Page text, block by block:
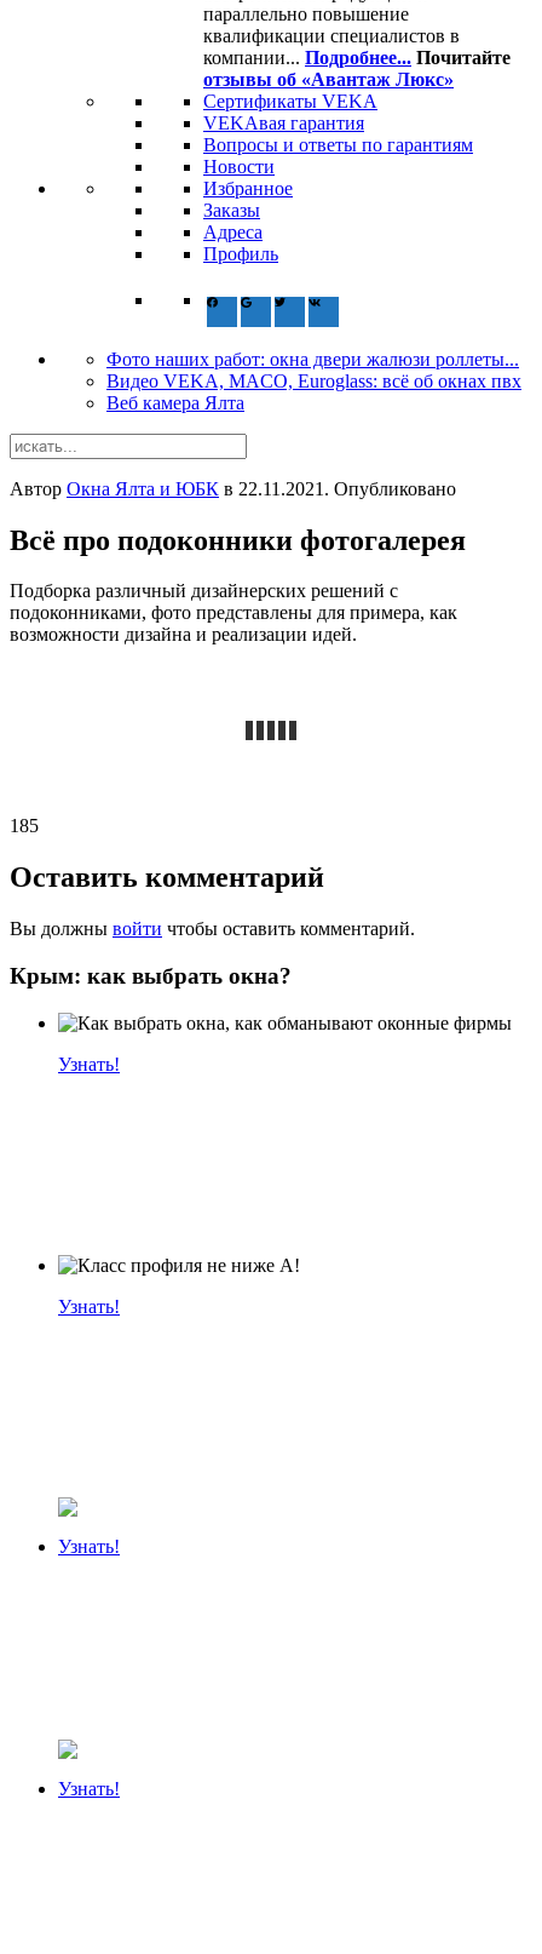
параллельно повышение
квалификации специалистов в
компании... Подробнее... Почитайте
отзывы об «Авантаж Люкс»
Сертификаты VEKA
VEKAвая гарантия
Вопросы и ответы по гарантиям
Новости
Избранное
Заказы
Адреса
Профиль
Фото наших работ: окна двери жалюзи роллеты...
Видео VEKA, MACO, Euroglass: всё об окнах пвх
Веб камера Ялта
Автор Окна Ялта и ЮБК в 22.11.2021 . Опубликовано
Всё про подоконники фотогалерея
Подборка различный дизайнерских решений с
подоконниками, фото представлены для примера, как
возможности дизайна и реализации идей.
185
Оставить комментарий
Вы должны войти чтобы оставить комментарий.
Крым: как выбрать окна?
Узнать!
Узнать!
Узнать!
Узнать!